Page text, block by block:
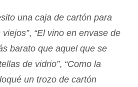
una caja de cartón para
, “El vino en envase de
barato que aquel que se
de vidrio”, “Como la
un trozo de cartón